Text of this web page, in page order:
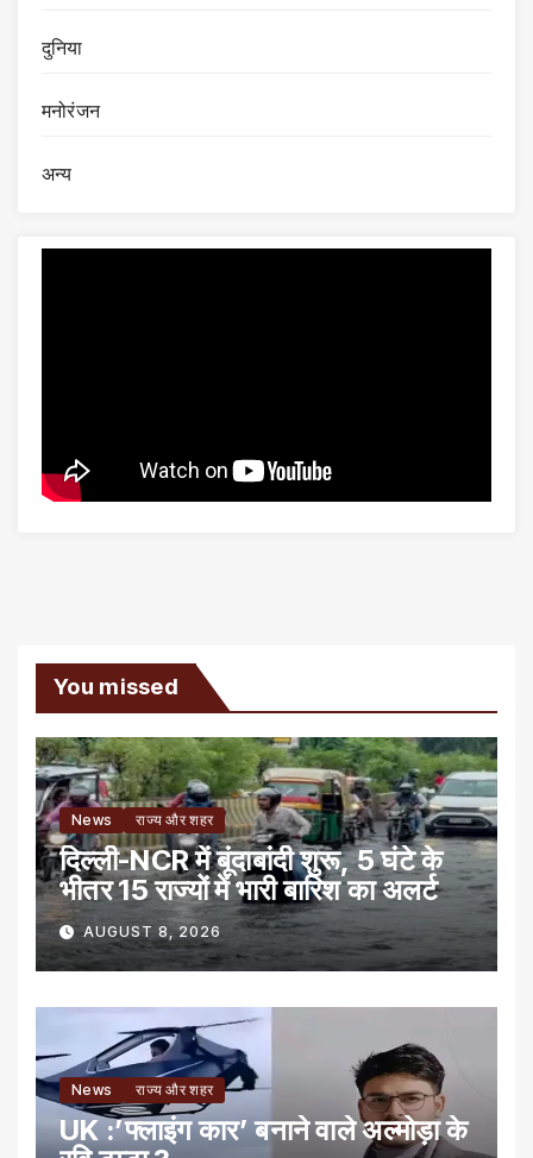
दुनिया
मनोरंजन
अन्य
You missed
News राज्य और शहर
दिल्ली-NCR में बूंदाबांदी शुरू, 5 घंटे के
भीतर 15 राज्यों में भारी बारिश का अलर्ट
AUGUST 8, 2026
News राज्य और शहर
UK :’फ्लाइंग कार’ बनाने वाले अल्मोड़ा के